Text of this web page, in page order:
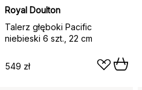
Royal Doulton
Talerz głęboki Pacific
niebieski 6 szt., 22 cm
549 zł